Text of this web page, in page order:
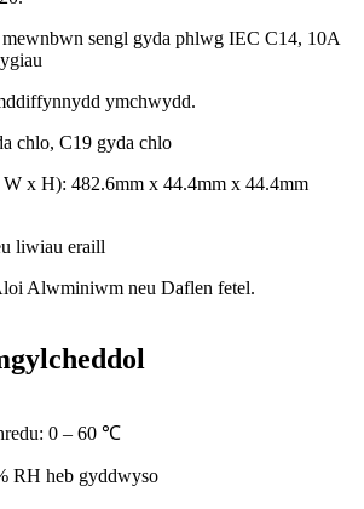
sengl gyda phlwg IEC C14, 10A
ymchwydd.
chlo, C19 gyda chlo
x H): 482.6mm x 44.4mm x 44.4mm
liwiau eraill
Alwminiwm neu Daflen fetel.
0 – 60 ℃
RH heb gyddwyso